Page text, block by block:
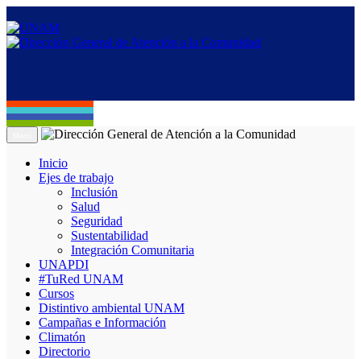
Inicio
Ejes de trabajo
Inclusión
Salud
Seguridad
Sustentabilidad
Integración Comunitaria
UNAPDI
#TuRed UNAM
Cursos
Distintivo ambiental UNAM
Campañas e Información
Climatón
Directorio